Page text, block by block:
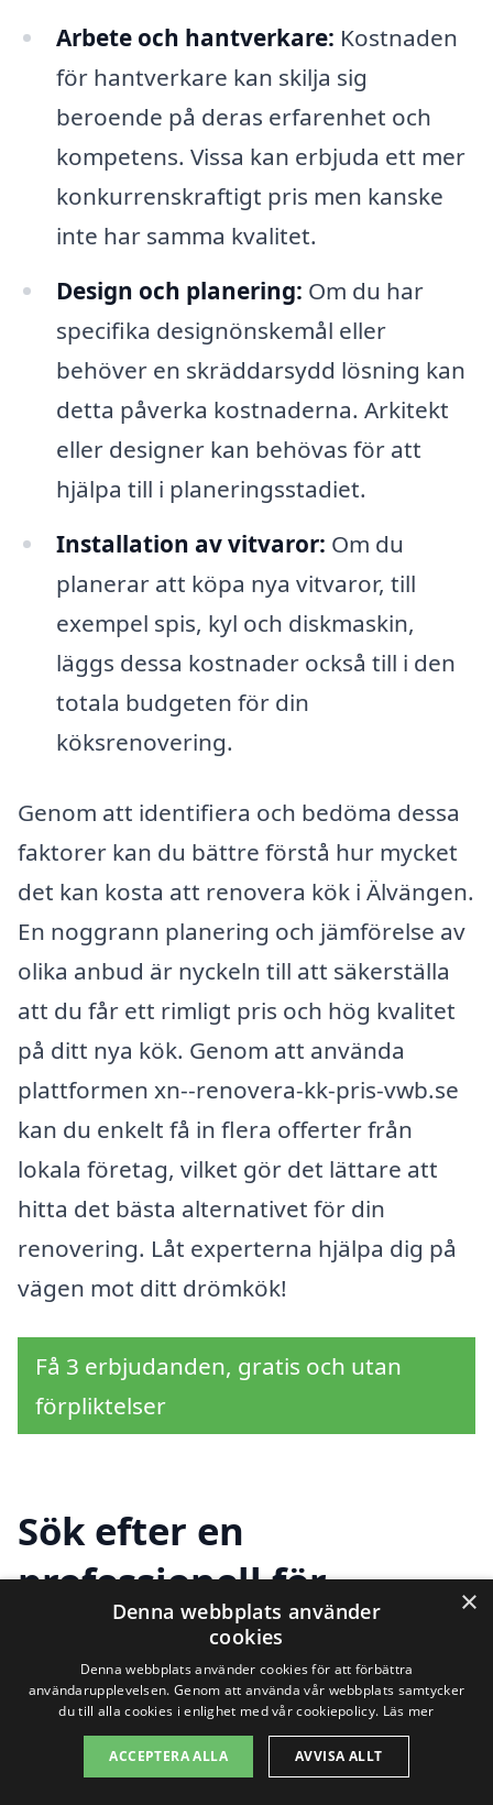
Arbete och hantverkare: Kostnaden
för hantverkare kan skilja sig
beroende på deras erfarenhet och
kompetens. Vissa kan erbjuda ett mer
konkurrenskraftigt pris men kanske
inte har samma kvalitet.
Design och planering: Om du har
specifika designönskemål eller
behöver en skräddarsydd lösning kan
detta påverka kostnaderna. Arkitekt
eller designer kan behövas för att
hjälpa till i planeringsstadiet.
Installation av vitvaror: Om du
planerar att köpa nya vitvaror, till
exempel spis, kyl och diskmaskin,
läggs dessa kostnader också till i den
totala budgeten för din
köksrenovering.
Genom att identifiera och bedöma dessa
faktorer kan du bättre förstå hur mycket
det kan kosta att renovera kök i Älvängen.
En noggrann planering och jämförelse av
olika anbud är nyckeln till att säkerställa
att du får ett rimligt pris och hög kvalitet
på ditt nya kök. Genom att använda
plattformen xn--renovera-kk-pris-vwb.se
kan du enkelt få in flera offerter från
lokala företag, vilket gör det lättare att
hitta det bästa alternativet för din
renovering. Låt experterna hjälpa dig på
vägen mot ditt drömkök!
Få 3 erbjudanden, gratis och utan
förpliktelser
Sök efter en
professionell för
renovera kök i andra
städer nära Älvängen
Att renovera kök i Älvängen är en process
×
Denna webbplats använder
cookies
Denna webbplats använder cookies för att förbättra
användarupplevelsen. Genom att använda vår webbplats samtycker
du till alla cookies i enlighet med vår cookiepolicy. Läs mer
ACCEPTERA ALLA AVVISA ALLT